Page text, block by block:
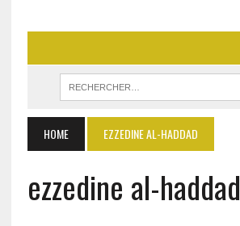
HOME EZZEDINE AL-HADDAD
ezzedine al-haddad